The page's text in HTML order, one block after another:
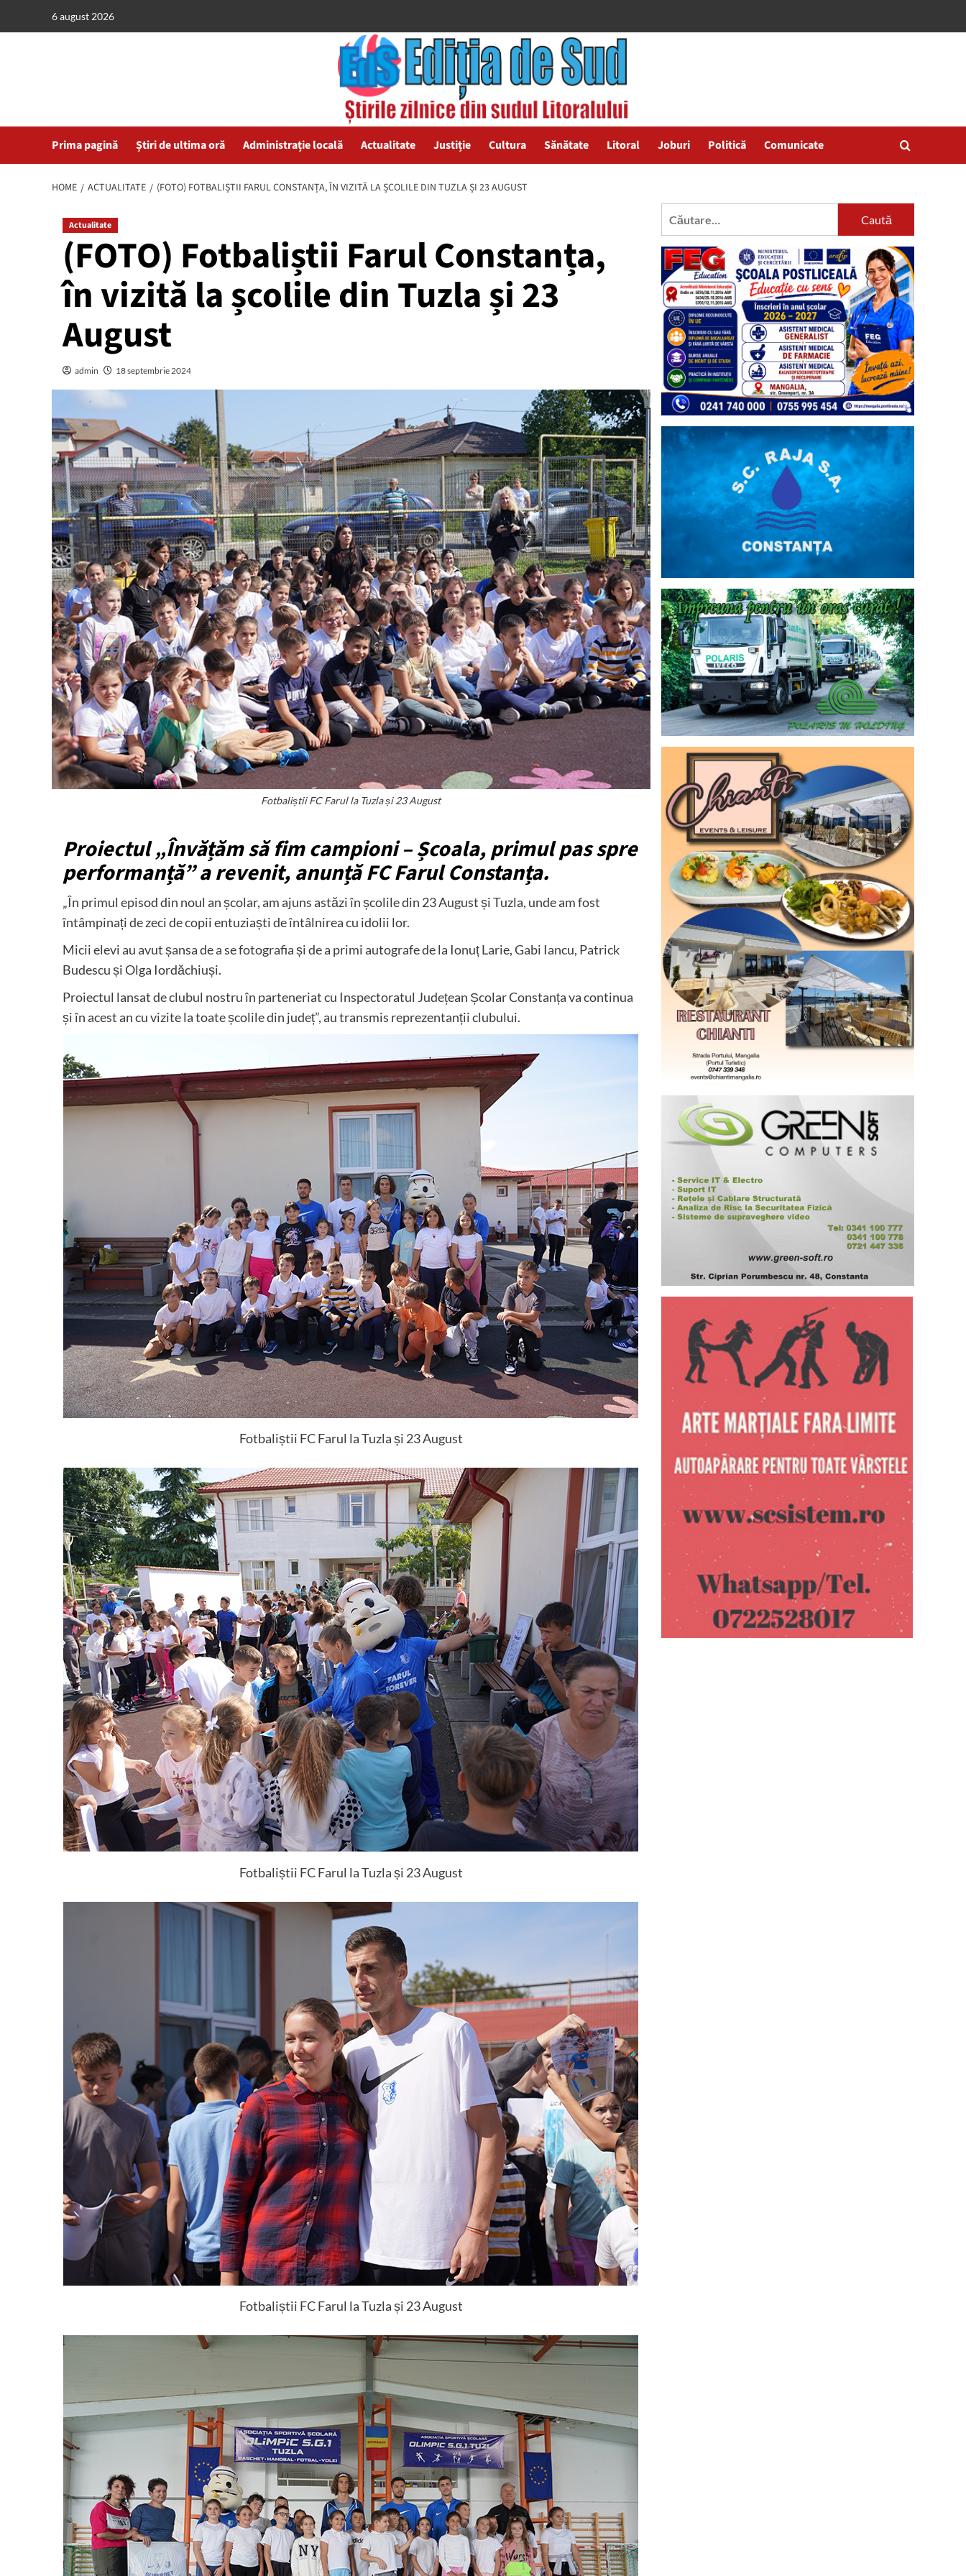
6 august 2026
Prima pagină Știri de ultima oră Administrație locală Actualitate Justiție Cultura Sănătate Litoral Joburi Politică Comunicate
HOME ACTUALITATE (FOTO) FOTBALIȘTII FARUL CONSTANȚA, ÎN VIZITĂ LA ȘCOLILE DIN TUZLA ȘI 23 AUGUST
Actualitate
(FOTO) Fotbaliștii Farul Constanța,
în vizită la școlile din Tuzla și 23
August
admin 18 septembrie 2024
Fotbaliștii FC Farul la Tuzla și 23 August
Proiectul „Învățăm să fim campioni – Școala, primul pas spre
performanță” a revenit, anunță FC Farul Constanța.
„În primul episod din noul an școlar, am ajuns astăzi în școlile din 23 August și Tuzla, unde am fost
întâmpinați de zeci de copii entuziaști de întâlnirea cu idolii lor.
Micii elevi au avut șansa de a se fotografia și de a primi autografe de la Ionuț Larie, Gabi Iancu, Patrick
Budescu și Olga Iordăchiuși.
Proiectul lansat de clubul nostru în parteneriat cu Inspectoratul Județean Școlar Constanța va continua
și în acest an cu vizite la toate școlile din județ”, au transmis reprezentanții clubului.
Fotbaliștii FC Farul la Tuzla și 23 August
Fotbaliștii FC Farul la Tuzla și 23 August
Fotbaliștii FC Farul la Tuzla și 23 August
Caută